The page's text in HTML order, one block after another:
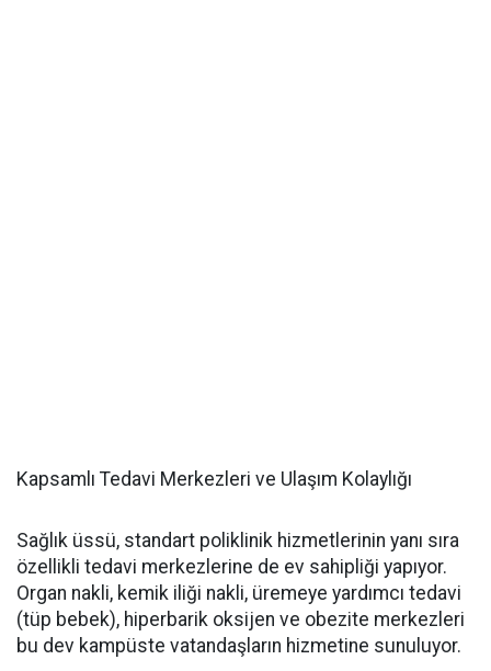
Kapsamlı Tedavi Merkezleri ve Ulaşım Kolaylığı
Sağlık üssü, standart poliklinik hizmetlerinin yanı sıra
özellikli tedavi merkezlerine de ev sahipliği yapıyor.
Organ nakli, kemik iliği nakli, üremeye yardımcı tedavi
(tüp bebek), hiperbarik oksijen ve obezite merkezleri
bu dev kampüste vatandaşların hizmetine sunuluyor.